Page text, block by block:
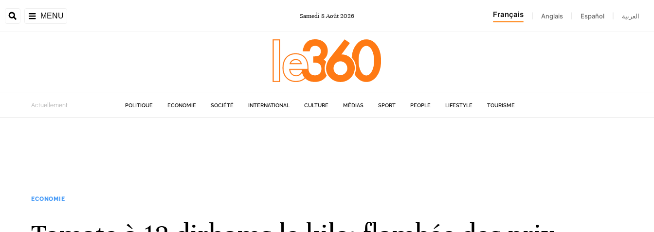
MENU Samedi 8Août2026 Français Anglais Español العربية
Actuellement POLITIQUE ECONOMIE SOCIÉTÉ INTERNATIONAL CULTURE MÉDIAS SPORT PEOPLE LIFESTYLE TOURISME
ECONOMIE